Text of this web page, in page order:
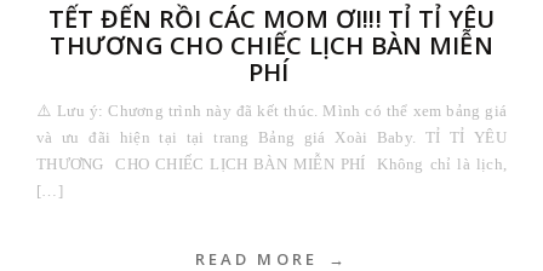
TẾT ĐẾN RỒI CÁC MOM ƠI!!! TỈ TỈ YÊU
THƯƠNG CHO CHIẾC LỊCH BÀN MIỄN
PHÍ
⚠️ Lưu ý: Chương trình này đã kết thúc. Mình có thể xem bảng giá
và ưu đãi hiện tại tại trang Bảng giá Xoài Baby. TỈ TỈ YÊU
THƯƠNG CHO CHIẾC LỊCH BÀN MIỄN PHÍ Không chỉ là lịch,
[…]
READ MORE